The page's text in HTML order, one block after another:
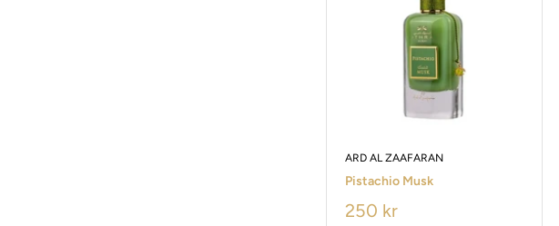
ARD AL ZAAFARAN
Pistachio Musk
250 kr